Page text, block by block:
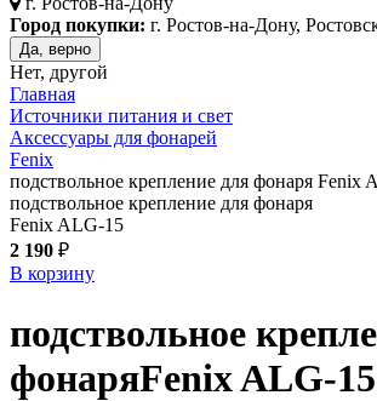
Город покупки: г. Ростов-на-Дону,
Да, верно
Нет, другой
Главная
Источники питания и свет
Аксессуары для фонарей
Fenix
подствольное крепление для фонаря Fenix
подствольное крепление для фонаря
Fenix ALG-15
2 190 ₽
В корзину
подствольное
фонаряFenix ALG-15